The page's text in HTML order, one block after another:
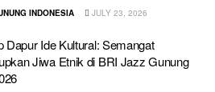
INDONESIA JULY 23, 2026
Dapur Ide Kultural: Semangat
Jiwa Etnik di BRI Jazz Gunung